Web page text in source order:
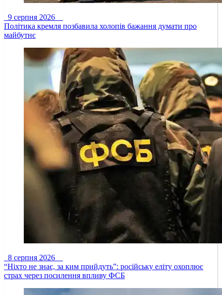
9 серпня 2026
Політика кремля позбавила холопів бажання думати про
майбутнє
8 серпня 2026
“Ніхто не знає, за ким прийдуть”: російську еліту охоплює
страх через посилення впливу ФСБ